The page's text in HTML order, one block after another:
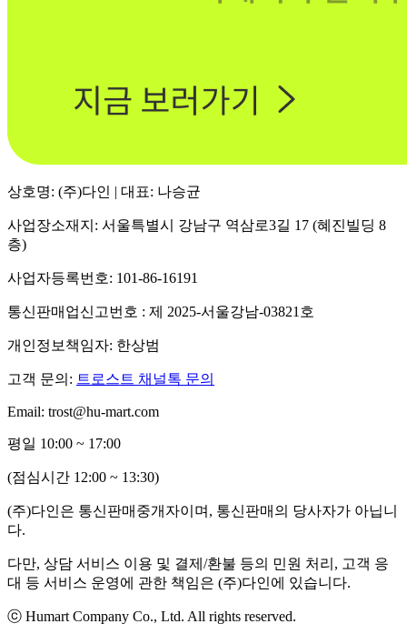
상호명: (주)다인 | 대표: 나승균
사업장소재지: 서울특별시 강남구 역삼로3길 17 (혜진빌딩 8
층)
사업자등록번호: 101-86-16191
통신판매업신고번호 : 제 2025-서울강남-03821호
개인정보책임자: 한상범
고객 문의: 트로스트 채널톡 문의
Email: trost@hu-mart.com
평일 10:00 ~ 17:00
(점심시간 12:00 ~ 13:30)
(주)다인은 통신판매중개자이며, 통신판매의 당사자가 아닙니
다.
다만, 상담 서비스 이용 및 결제/환불 등의 민원 처리, 고객 응
대 등 서비스 운영에 관한 책임은 (주)다인에 있습니다.
ⓒ Humart Company Co., Ltd. All rights reserved.